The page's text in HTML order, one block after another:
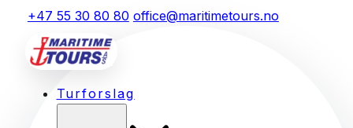
+47 55 30 80 80 office@maritimetours.no
Turforslag